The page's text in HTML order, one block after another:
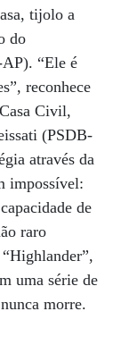
tijolo a
do
“Ele é
reconhece
Civil,
(PSDB-
através da
impossível:
de
raro
uma série de
morre.